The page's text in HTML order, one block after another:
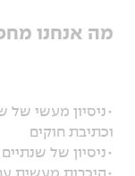
מה אנחנו
•ניסיון מעשי של
וכתיבת חוקים
•ניסיון של